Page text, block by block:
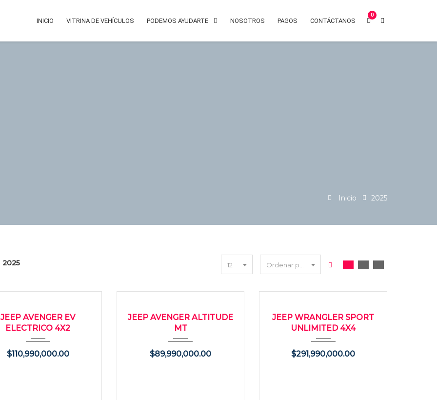
Iniciar sesión
INICIO VITRINA DE VEHÍCULOS PODEMOS AYUDARTE NOSOTROS PAGOS CONTÁCTANOS
0
Inicio 2025
2025 12
JEEP AVENGER EV
ELECTRICO 4X2
$110,990,000.00
JEEP AVENGER ALTITUDE
MT
$89,990,000.00
JEEP WRANGLER SPORT
UNLIMITED 4X4
$291,990,000.00